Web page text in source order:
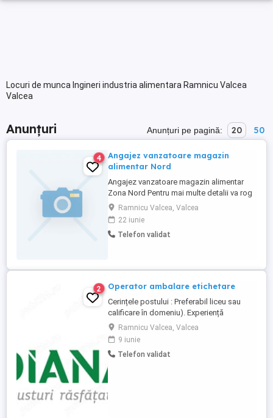
Locuri de munca Ingineri industria alimentara Ramnicu Valcea
Valcea
Anunțuri Anunțuri pe pagină: 20 50
4
Angajez vanzatoare magazin
alimentar Nord
Angajez vanzatoare magazin alimentar
Zona Nord Pentru mai multe detalii va rog
sa ma contactati
Ramnicu Valcea, Valcea
22 iunie
Telefon validat
2 Operator ambalare etichetare
Cerințele postului : Preferabil liceu sau
calificare în domeniu). Experiență
anterioară în domeniu avantaj, dar nu
obligatoriu. Cunoștințe de bază în
operarea mașinilor automate de ambalare
etichetare. Atenție la detalii și abilități de
Ramnicu Valcea, Valcea
9 iunie
Telefon validat